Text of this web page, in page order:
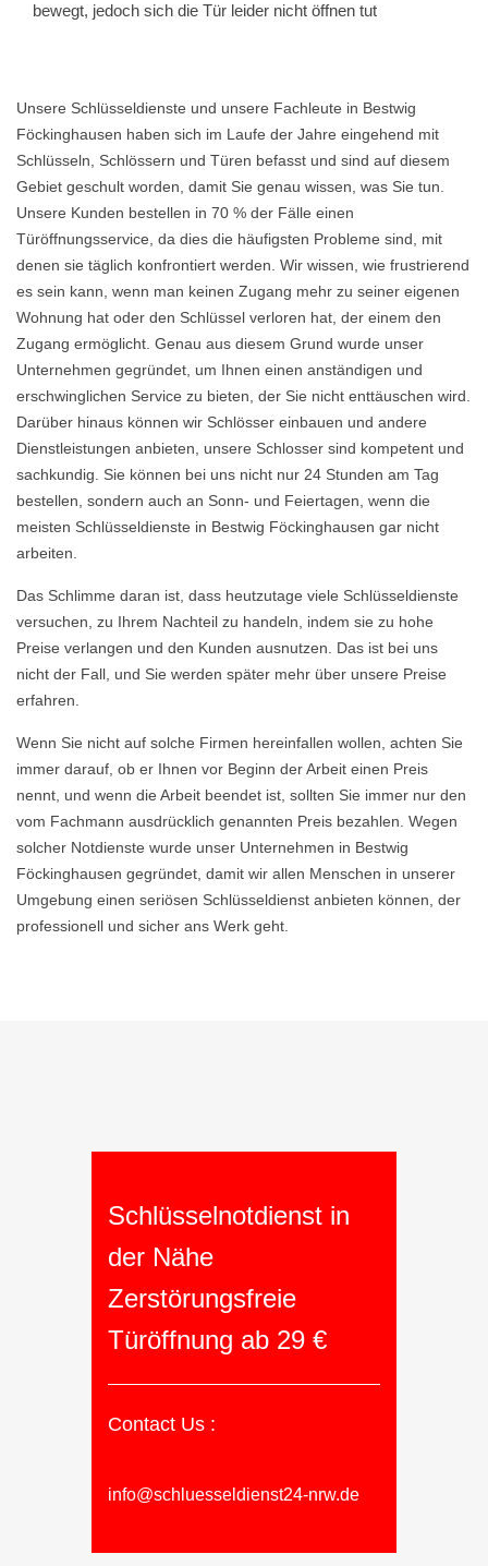
bewegt, jedoch sich die Tür leider nicht öffnen tut
Unsere Schlüsseldienste und unsere Fachleute in Bestwig
Föckinghausen haben sich im Laufe der Jahre eingehend mit
Schlüsseln, Schlössern und Türen befasst und sind auf diesem
Gebiet geschult worden, damit Sie genau wissen, was Sie tun.
Unsere Kunden bestellen in 70 % der Fälle einen
Türöffnungsservice, da dies die häufigsten Probleme sind, mit
denen sie täglich konfrontiert werden. Wir wissen, wie frustrierend
es sein kann, wenn man keinen Zugang mehr zu seiner eigenen
Wohnung hat oder den Schlüssel verloren hat, der einem den
Zugang ermöglicht. Genau aus diesem Grund wurde unser
Unternehmen gegründet, um Ihnen einen anständigen und
erschwinglichen Service zu bieten, der Sie nicht enttäuschen wird.
Darüber hinaus können wir Schlösser einbauen und andere
Dienstleistungen anbieten, unsere Schlosser sind kompetent und
sachkundig. Sie können bei uns nicht nur 24 Stunden am Tag
bestellen, sondern auch an Sonn- und Feiertagen, wenn die
meisten Schlüsseldienste in Bestwig Föckinghausen gar nicht
arbeiten.
Das Schlimme daran ist, dass heutzutage viele Schlüsseldienste
versuchen, zu Ihrem Nachteil zu handeln, indem sie zu hohe
Preise verlangen und den Kunden ausnutzen. Das ist bei uns
nicht der Fall, und Sie werden später mehr über unsere Preise
erfahren.
Wenn Sie nicht auf solche Firmen hereinfallen wollen, achten Sie
immer darauf, ob er Ihnen vor Beginn der Arbeit einen Preis
nennt, und wenn die Arbeit beendet ist, sollten Sie immer nur den
vom Fachmann ausdrücklich genannten Preis bezahlen. Wegen
solcher Notdienste wurde unser Unternehmen in Bestwig
Föckinghausen gegründet, damit wir allen Menschen in unserer
Umgebung einen seriösen Schlüsseldienst anbieten können, der
professionell und sicher ans Werk geht.
Schlüsselnotdienst in
der Nähe
Zerstörungsfreie
Türöffnung ab 29 €
Contact Us :
info@schluesseldienst24-nrw.de